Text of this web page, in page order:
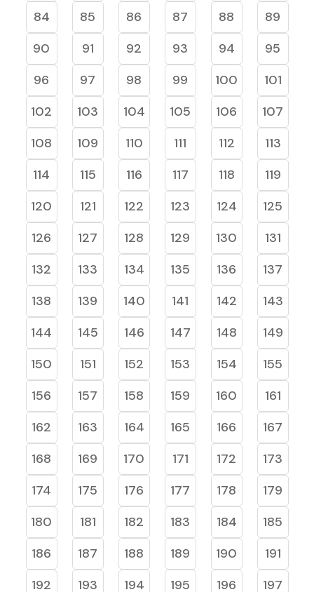
84
85 86 87 88
89
90
91 92 93 94
95
96
97 98 99 100
101
102
103 104 105 106
107
108
109 110 111 112
113
114
115 116 117 118
119
120
121 122 123 124
125
126
127 128 129 130
131
132
133 134 135 136
137
138
139 140 141 142
143
144
145 146 147 148
149
150
151 152 153 154
155
156
157 158 159 160
161
162
163 164 165 166
167
168
169 170 171 172
173
174
175 176 177 178
179
180
181 182 183 184
185
186
187 188 189 190
191
192
193 194 195 196
197